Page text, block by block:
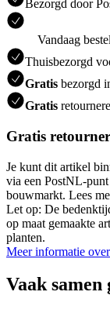
Bezorgd door
Vandaag
Thuisbezorgd
Gratis bezorgd
Gratis
Gratis
Je kunt dit artikel
via een PostNL-
bouwmarkt. Lees
Let op: De
op maat gemaakte
planten.
Meer informatie
Vaak samen